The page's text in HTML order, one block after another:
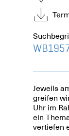
Jeweils
greifen
Uhr im
ein
vertiefen